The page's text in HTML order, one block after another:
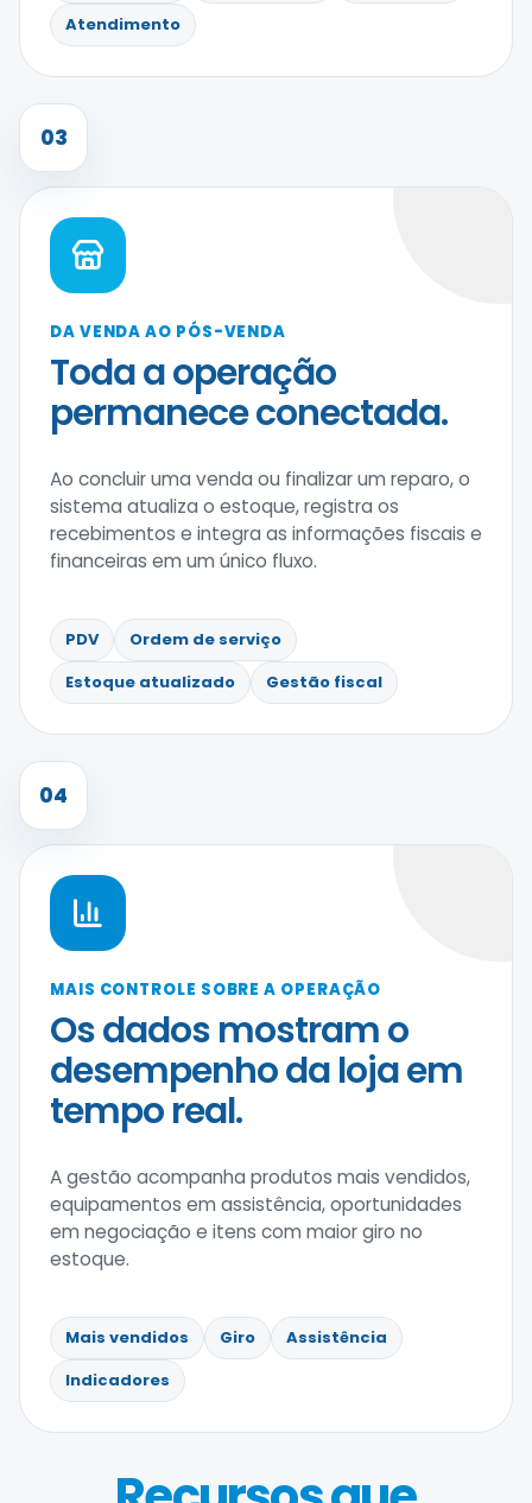
Atendimento
03
DA VENDA AO PÓS-VENDA
Toda a operação
permanece conectada.
Ao concluir uma venda ou finalizar um reparo, o
sistema atualiza o estoque, registra os
recebimentos e integra as informações fiscais e
financeiras em um único fluxo.
PDV
Ordem de serviço
Estoque atualizado
Gestão fiscal
04
MAIS CONTROLE SOBRE A OPERAÇÃO
Os dados mostram o
desempenho da loja em
tempo real.
A gestão acompanha produtos mais vendidos,
equipamentos em assistência, oportunidades
em negociação e itens com maior giro no
estoque.
Mais vendidos Giro
Assistência
Indicadores